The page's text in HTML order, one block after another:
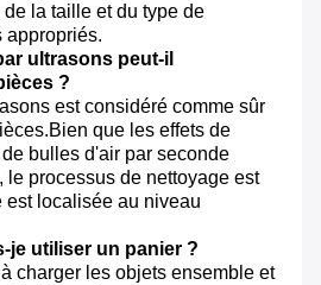
la taille et du type de
appropriés.
ultrasons peut-il
?
est considéré comme sûr
que les effets de
bulles d'air par seconde
le processus de nettoyage est
localisée au niveau
je utiliser un panier ?
charger les objets ensemble et